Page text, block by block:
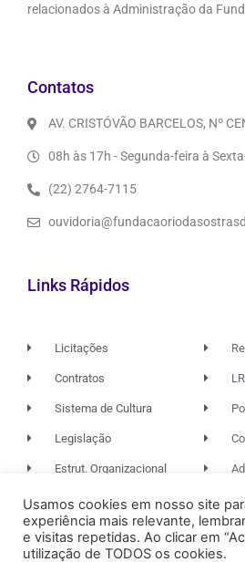
relacionados à Administração da
Contatos
AV. CRISTÓVÃO BARCELOS, Nº
08h às 17h - Segunda-feira à
(22) 2764-7115
Links Rápidos
Licitações
Contratos
Sistema de Cultura
Legislação
Estrut. Organizacional
© 2026. TODOS OS DIREITOS
Usamos cookies em nosso site
experiência mais relevante,
e visitas repetidas. Ao clicar em
utilização de TODOS os cookies.